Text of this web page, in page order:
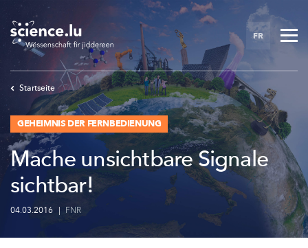
to
main
content
FR
Startseite
GEHEIMNIS DER FERNBEDIENUNG
Mache unsichtbare Signale
sichtbar!
04.03.2016 | FNR